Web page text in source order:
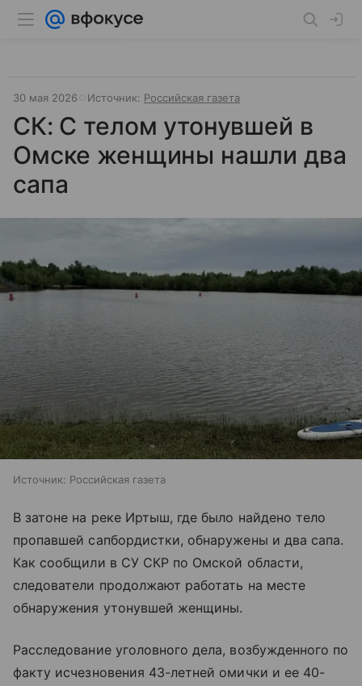
30 мая 2026 Источник: Российская газета
СК: С телом утонувшей в
Омске женщины нашли два
сапа
Источник: Российская газета
В затоне на реке Иртыш, где было найдено тело
пропавшей сапбордистки, обнаружены и два сапа.
Как сообщили в СУ СКР по Омской области,
следователи продолжают работать на месте
обнаружения утонувшей женщины.
Расследование уголовного дела, возбужденного по
факту исчезновения 43-летней омички и ее 40-